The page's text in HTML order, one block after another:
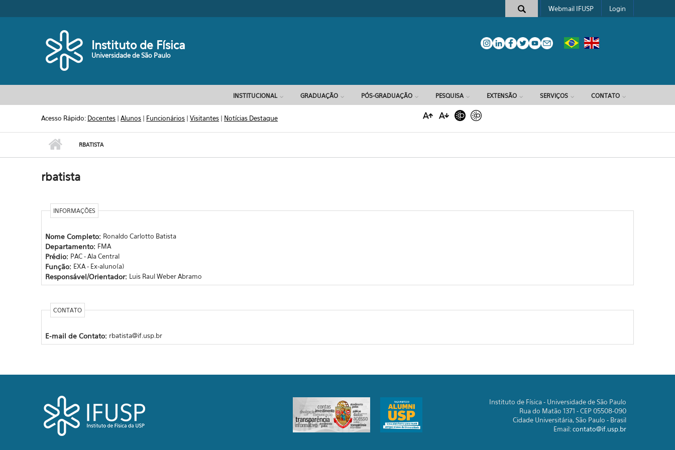
Formulário de busca
Webmail IFUSP Login
Instituto de Física
Universidade de São Paulo
INSTITUCIONAL GRADUAÇÃO PÓS-GRADUAÇÃO PESQUISA EXTENSÃO SERVIÇOS CONTATO
Acesso Rápido: Docentes |Alunos | Funcionários |Visitantes | Notícias Destaque
RBATISTA
rbatista
INFORMAÇÕES
Nome Completo: Ronaldo Carlotto Batista
Departamento: FMA
Prédio: PAC - Ala Central
Função: EXA - Ex-aluno(a)
Responsável/Orientador: Luis Raul Weber Abramo
CONTATO
E-mail de Contato: rbatista@if.usp.br
Instituto de Física - Universidade de São Paulo
Rua do Matão 1371 - CEP 05508-090
Cidade Universitária, São Paulo - Brasil
Email:contato@if.usp.br